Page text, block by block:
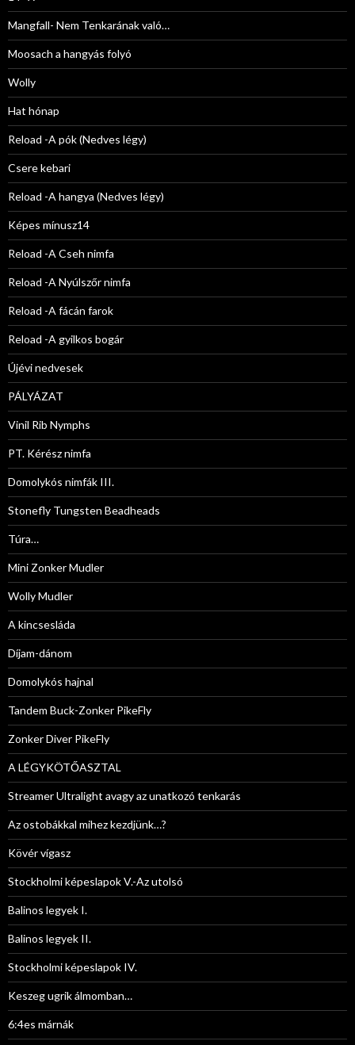
Mangfall- Nem Tenkarának való…
Moosach a hangyás folyó
Wolly
Hat hónap
Reload -A pók (Nedves légy)
Csere kebari
Reload -A hangya (Nedves légy)
Képes mínusz14
Reload -A Cseh nimfa
Reload -A Nyúlszőr nimfa
Reload -A fácán farok
Reload -A gyilkos bogár
Újévi nedvesek
PÁLYÁZAT
Vinil Rib Nymphs
PT. Kérész nimfa
Domolykós nimfák III.
Stonefly Tungsten Beadheads
Túra…
Mini Zonker Mudler
Wolly Mudler
A kincsesláda
Díjam-dánom
Domolykós hajnal
Tandem Buck-Zonker PikeFly
Zonker Diver PikeFly
A LÉGYKÖTŐASZTAL
Streamer Ultralight avagy az unatkozó tenkarás
Az ostobákkal mihez kezdjünk…?
Kövér vígasz
Stockholmi képeslapok V.-Az utolsó
Balinos legyek I.
Balinos legyek II.
Stockholmi képeslapok IV.
Keszeg ugrik álmomban…
6:4es márnák